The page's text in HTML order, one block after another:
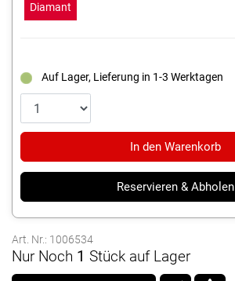
Diamant
Auf Lager, Lieferung in 1-3 Werktagen
In den Warenkorb
Reservieren & Abholen
Art. Nr.: 1006534
Nur Noch 1 Stück auf Lager